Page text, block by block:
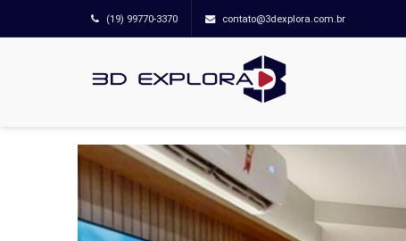
(19) 99770-3370 contato@3dexplora.com.br